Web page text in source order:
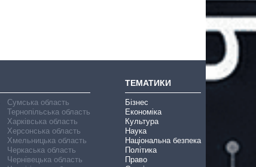
Сумська область
Тернопільська область
Харківська область
Херсонська область
Хмельницька область
Черкаська область
Чернівецька область
ТЕМАТИКИ
Бізнес
Економіка
Культура
Наука
Національна безпека
Політика
Право